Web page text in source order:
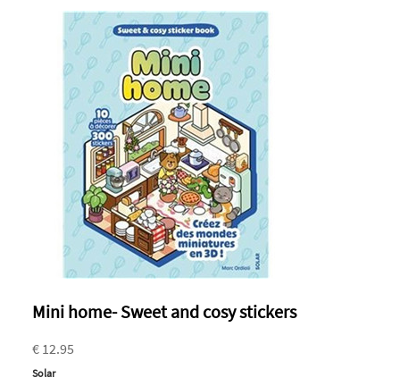
Mini home- Sweet and cosy stickers
€ 12.95
Solar